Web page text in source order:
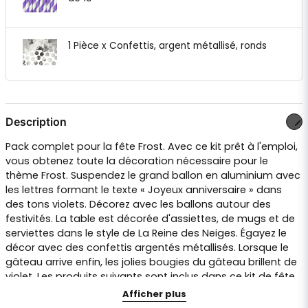
1 Pièce x Confettis, argent métallisé, ronds
Description
Pack complet pour la fête Frost. Avec ce kit prêt à l'emploi,
vous obtenez toute la décoration nécessaire pour le
thème Frost. Suspendez le grand ballon en aluminium avec
les lettres formant le texte « Joyeux anniversaire » dans
des tons violets. Décorez avec les ballons autour des
festivités. La table est décorée d'assiettes, de mugs et de
serviettes dans le style de La Reine des Neiges. Égayez le
décor avec des confettis argentés métallisés. Lorsque le
gâteau arrive enfin, les jolies bougies du gâteau brillent de
violet. Les produits suivants sont inclus dans ce kit de fête
Afficher plus